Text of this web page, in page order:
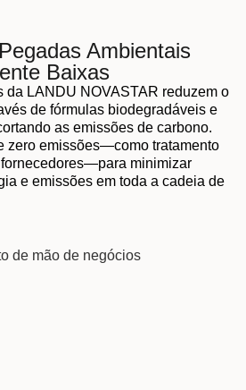
Ambientais
Baixas
da LANDU NOVASTAR reduzem o
de fórmulas biodegradáveis e
as emissões de carbono.
zero emissões—como tratamento
minimizar
e emissões em toda a cadeia de